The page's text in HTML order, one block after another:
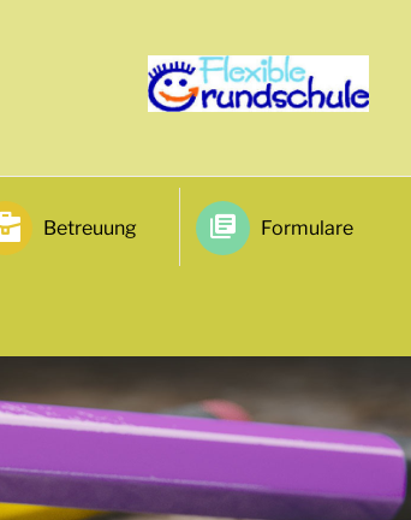
Betreuung Formulare